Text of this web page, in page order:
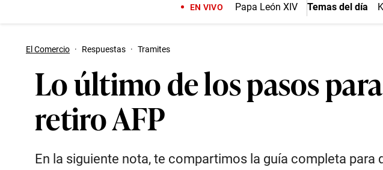
EN VIVO Papa León XIV Temas del día
El Comercio · Respuestas · Tramites
Lo último de los pasos
retiro AFP
En la siguiente nota, te compartimos la guía completa